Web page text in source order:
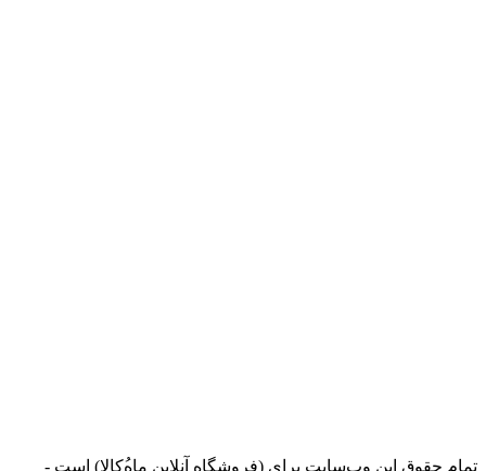
تمام حقوق اين وب‌سايت برای (فروشگاه آنلاین ماه‌‌‌‌‌‌ُکالا) است -